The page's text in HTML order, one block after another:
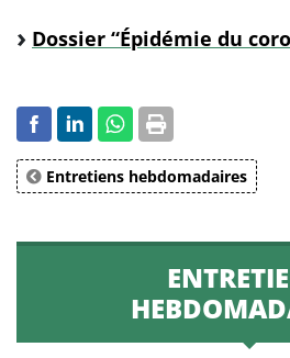
Dossier “Épidémie du
Entretiens hebdomadaires